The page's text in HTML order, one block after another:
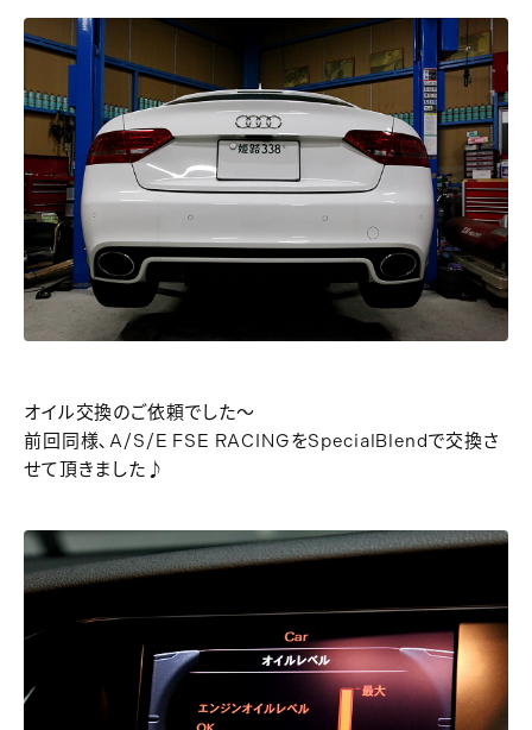
オイル交換のご依頼でした～
前回同様､A/S/E FSE RACINGをSpecialBlendで交換さ
せて頂きました♪